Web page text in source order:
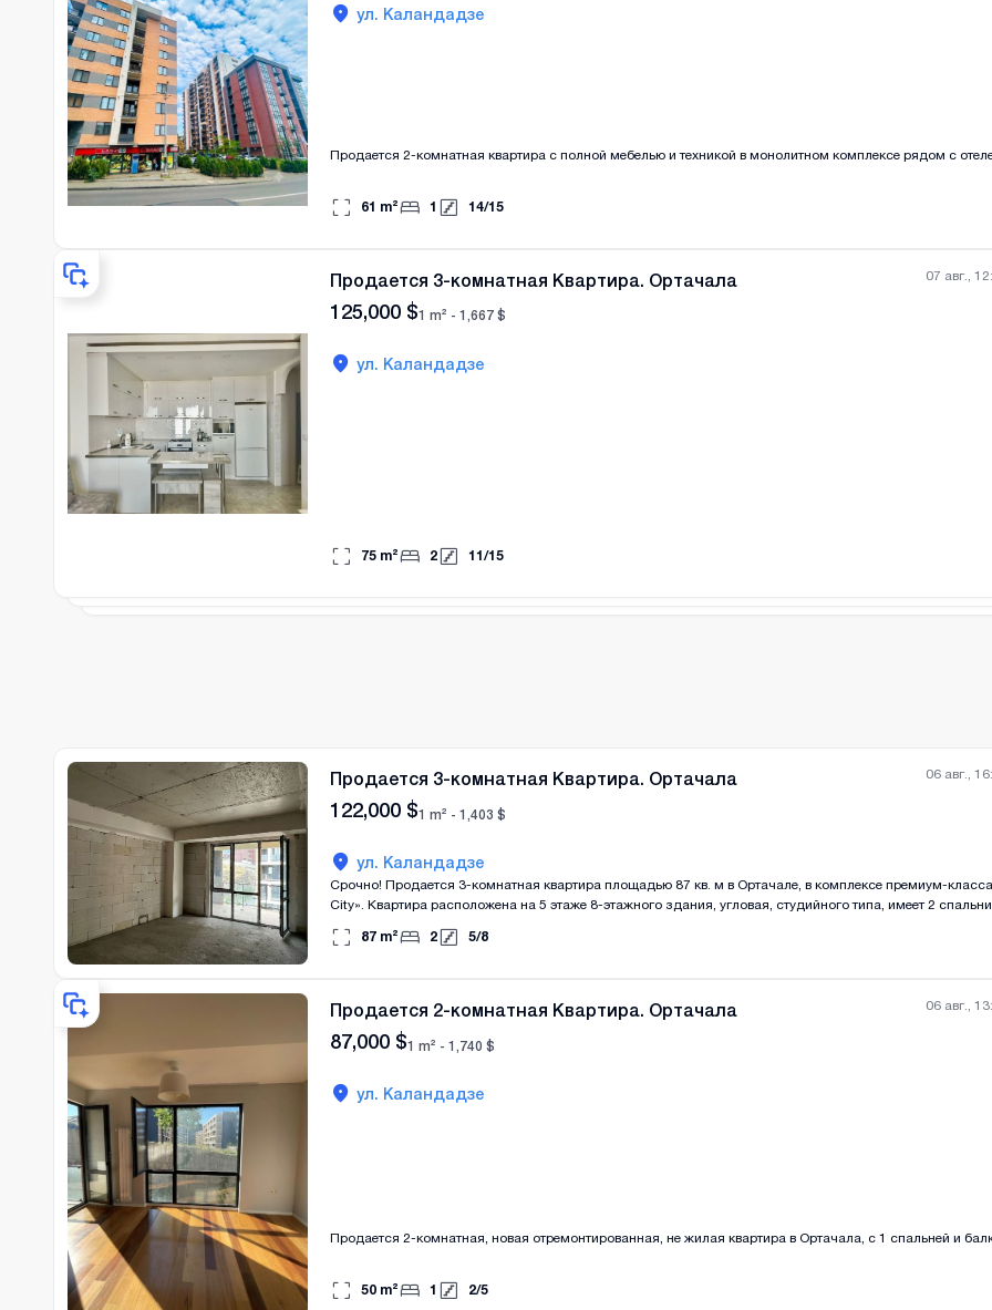
ул. Каландадзе
Продается 2-комнатная квартира с полной мебелью и техникой в монолитном комплексе рядом с
61 m² 1 14/15
07 авг.,
Продается 3-комнатная Квартира. Ортачала
125,000 $1 m² - 1,667 $
ул. Каландадзе
75 m² 2 11/15
06 авг.,
Все фотографии+(9)
Продается 3-комнатная Квартира. Ортачала
122,000 $1 m² - 1,403 $
ул. Каландадзе
Срочно! Продается 3-комнатная квартира площадью 87 кв. м в Ортачале, в комплексе премиум-
City». Квартира расположена на 5 этаже 8-этажного здания, угловая, студийного типа, имеет 2
балкон, откуда открывается вид на ухоженный двор. Квартира находится в состоянии зеленого
выделяется развитой инфраструктурой: плавательный бассейн, спортзал, футбольные и
87 m² 2 5/8
06 авг.,
Продается 2-комнатная Квартира. Ортачала
87,000 $1 m² - 1,740 $
ул. Каландадзе
Продается 2-комнатная, новая отремонтированная, не жилая квартира в Ортачала, с 1 спальней и
50 m² 1 2/5